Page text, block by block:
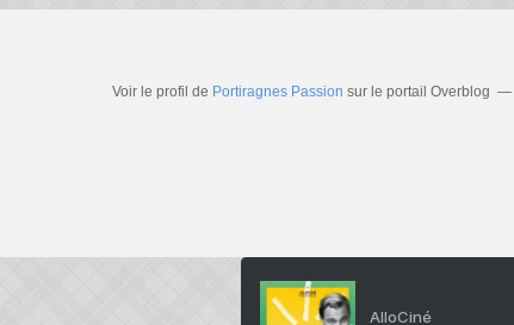
Voir le profil de Portiragnes Passion sur le portail Overblog
AlloCiné